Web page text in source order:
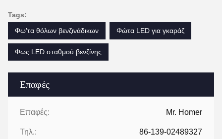
Επαφές
Επαφές: Mr. Homer
Τηλ.: 86-139-02489327
Tags:
Φω'τα θόλων βενζινάδικων
Φώτα LED για γκαράζ
Φως LED σταθμού βενζίνης